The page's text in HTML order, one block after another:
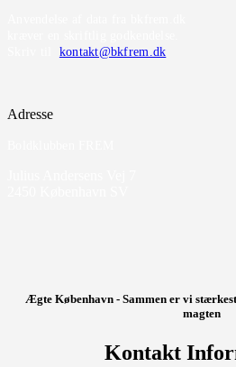
kontakt@bkfrem.dk
Adresse
Ægte København - Sammen er vi
magten
Kontakt